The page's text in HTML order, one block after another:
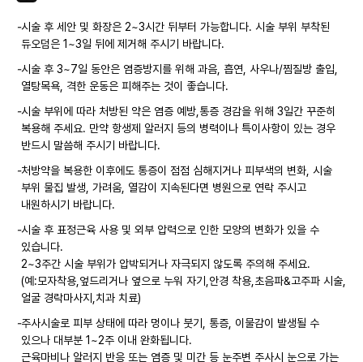
-시술 후 세안 및 화장은 2~3시간 뒤부터 가능합니다. 시술 부위 부착된
듀오덤은 1~3일 뒤에 제거해 주시기 바랍니다.
-시술 후 3~7일 동안은 염증방지를 위해 과음, 흡연, 사우나/찜질방 출입,
열탕목욕, 격한 운동은 피해주는 것이 좋습니다.
-시술 부위에 따라 처방된 약은 염증 예방,통증 경감을 위해 3일간 꾸준히
복용해 주세요. 만약 항생제 알러지 등의 병력이나 특이사항이 있는 경우
반드시 말씀해 주시기 바랍니다.
-처방약을 복용한 이후에도 통증이 점점 심해지거나 피부색의 변화, 시술
부위 물집 발생, 가려움, 열감이 지속된다면 병원으로 연락 주시고
내원하시기 바랍니다.
-시술 후 표정근육 사용 및 외부 압력으로 인한 모양의 변화가 있을 수
있습니다.
2~3주간 시술 부위가 압박되거나 자극되지 않도록 주의해 주세요.
(예:모자착용,엎드리거나 옆으로 누워 자기,안경 착용,초음파&고주파 시술,
얼굴 경락마사지,치과 치료)
-주사시술로 피부 상태에 따라 멍이나 붓기, 통증, 이물감이 발생될 수
있으나 대부분 1~2주 이내 완화됩니다.
근육마비나 알러지 반응 또는 염증 및 미간 등 눈주변 주사시 눈으로 가는